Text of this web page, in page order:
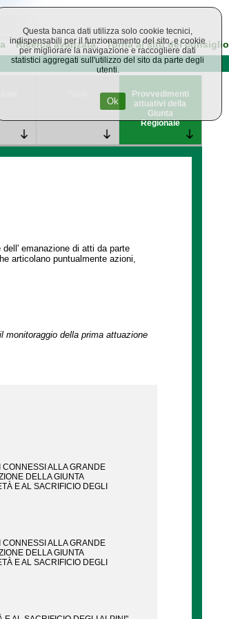
Ricerca avanzata Torna al sito del consiglio
Provvedimenti
attuativi della
Giunta
Regionale
emanazione di atti da parte
articolano puntualmente azioni,
monitoraggio della prima attuazione
ALLA GRANDE
DELLA GIUNTA
E AL SACRIFICIO DEGLI
ALLA GRANDE
DELLA GIUNTA
E AL SACRIFICIO DEGLI
Questa banca dati utilizza solo cookie tecnici,
indispensabili per il funzionamento del sito, e cookie
per migliorare la navigazione e raccogliere dati
statistici aggregati sull'utilizzo del sito da parte degli
utenti.
Ok